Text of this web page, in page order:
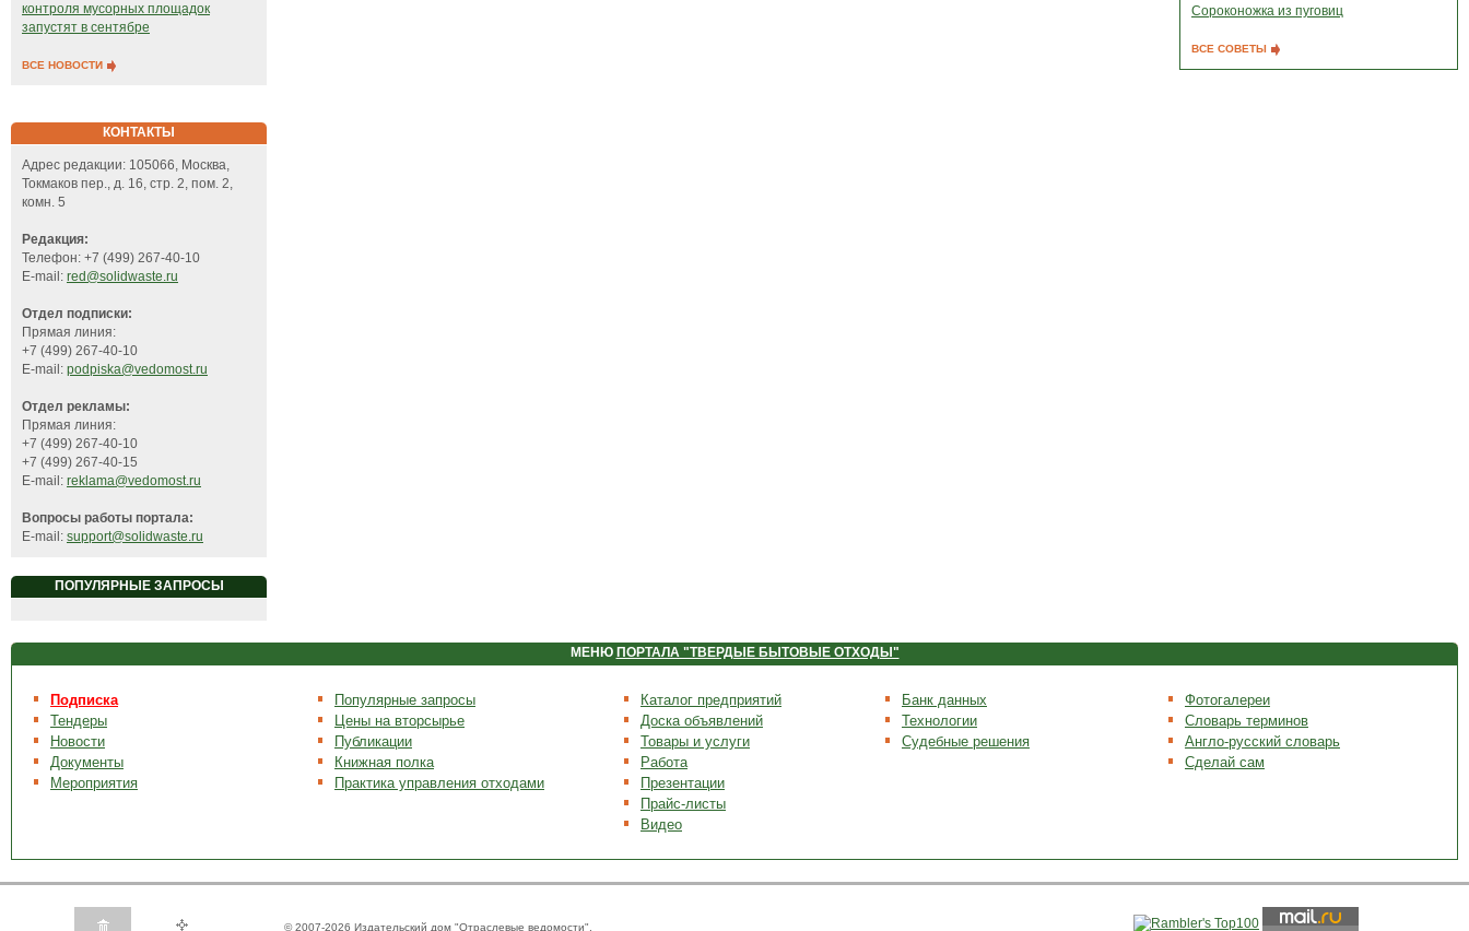
контроля мусорных площадок
запустят в сентябре
ВСЕ НОВОСТИ
КОНТАКТЫ
Адрес редакции: 105066, Москва,
Токмаков пер., д. 16, стр. 2, пом. 2,
комн. 5
Редакция:
Телефон: +7 (499) 267-40-10
E-mail: red@solidwaste.ru
Отдел подписки:
Прямая линия:
+7 (499) 267-40-10
E-mail: podpiska@vedomost.ru
Отдел рекламы:
Прямая линия:
+7 (499) 267-40-10
+7 (499) 267-40-15
E-mail: reklama@vedomost.ru
Вопросы работы портала:
E-mail: support@solidwaste.ru
ПОПУЛЯРНЫЕ ЗАПРОСЫ
Сороконожка из пуговиц
ВСЕ СОВЕТЫ
МЕНЮ ПОРТАЛА "ТВЕРДЫЕ БЫТОВЫЕ ОТХОДЫ"
Подписка
Тендеры
Новости
Документы
Мероприятия
Популярные запросы
Цены на вторсырье
Публикации
Книжная полка
Практика управления отходами
Каталог предприятий
Доска объявлений
Товары и услуги
Работа
Презентации
Прайс-листы
Видео
Банк данных
Технологии
Судебные решения
Фотогалереи
Словарь терминов
Англо-русский словарь
Сделай сам
© 2007-2026 Издательский дом "Отраслевые ведомости".